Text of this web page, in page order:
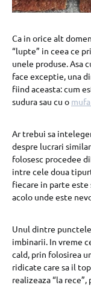
Ca in orice alt
“lupte” in ceea ce
unele produse. Asa
face exceptie, una
fiind aceasta: cum
sudura sau cu o
Ar trebui sa
despre lucrari
folosesc procedee
intre cele doua
fiecare in parte este
acolo unde este
Unul dintre
imbinarii. In vreme
cald, prin folosirea
ridicate care sa il
realizeaza “la